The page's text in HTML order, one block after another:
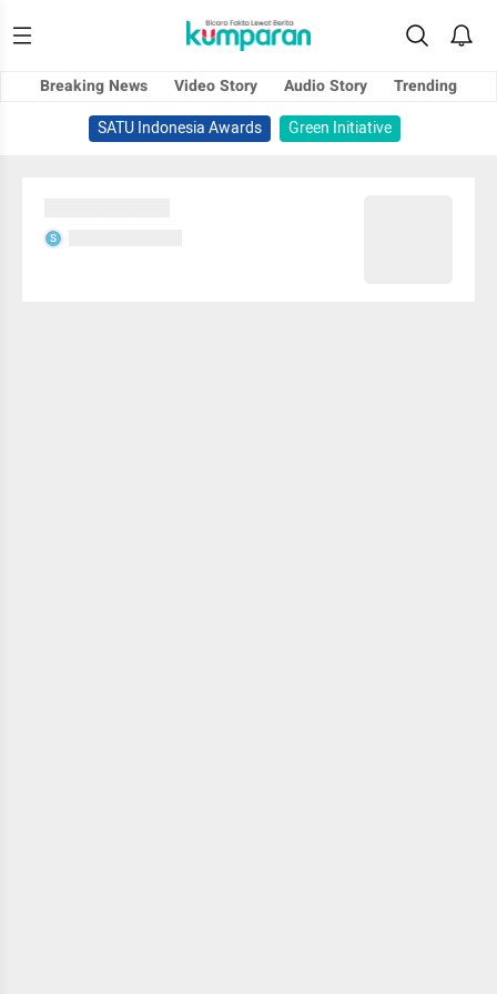
Breaking News Video Story Audio Story
Trending
SATU Indonesia Awards
Green Initiative
S